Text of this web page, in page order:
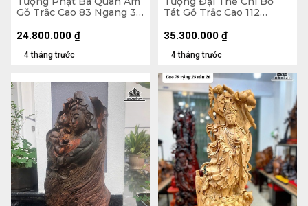
Gỗ Trắc Cao 83 Ngang 36
4 tháng trước
24.800.000 ₫
Tát Gỗ Trắc Cao 112
4 tháng trước
35.300.000 ₫